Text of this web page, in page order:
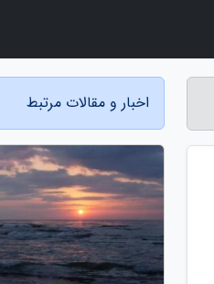
اخبار و مقالات مرتبط